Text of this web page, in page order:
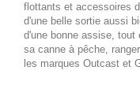
flottants et accessoires
d'une belle sortie aussi
d'une bonne assise, tout
sa canne à pêche,
les marques Outcast et